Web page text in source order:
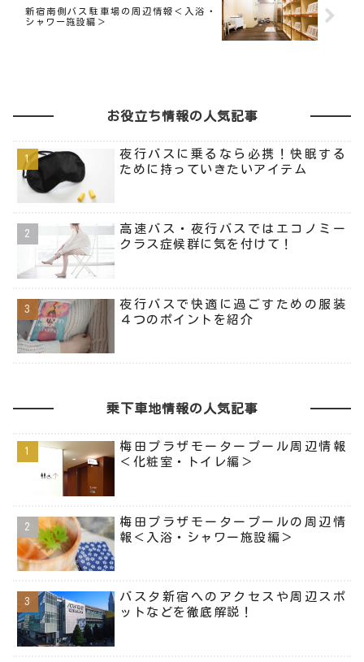
新宿南側バス駐車場の周辺情報＜入浴・
シャワー施設編＞
お役立ち情報の人気記事
夜行バスに乗るなら必携！快眠する
ために持っていきたいアイテム
高速バス・夜行バスではエコノミー
クラス症候群に気を付けて！
夜行バスで快適に過ごすための服装
４つのポイントを紹介
乗下車地情報の人気記事
梅田プラザモータープール周辺情報
＜化粧室・トイレ編＞
梅田プラザモータープールの周辺情
報＜入浴・シャワー施設編＞
バスタ新宿へのアクセスや周辺スポ
ットなどを徹底解説！